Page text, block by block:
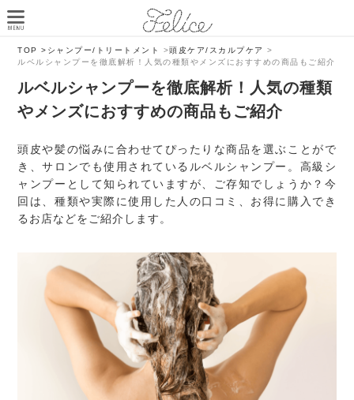
TOP > シャンプー/トリートメント >頭皮ケア/スカルプケア
>
ルベルシャンプーを徹底解析！人気の種類やメンズにおすすめの商品もご紹介
ルベルシャンプーを徹底解析！人気の種類
やメンズにおすすめの商品もご紹介
頭皮や髪の悩みに合わせてぴったりな商品を選ぶことがで
き、サロンでも使用されているルベルシャンプー。高級シ
ャンプーとして知られていますが、ご存知でしょうか？今
回は、種類や実際に使用した人の口コミ、お得に購入でき
るお店などをご紹介します。